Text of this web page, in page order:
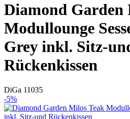
Diamond Garden
Modullounge
Grey inkl. Sitz-
Rückenkissen
DiGa 11035
-5%